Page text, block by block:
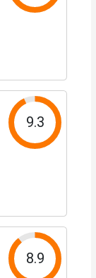
9.3
8.9